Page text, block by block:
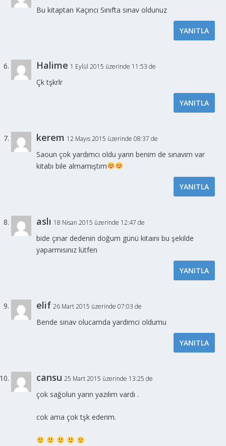
Bu kitaptan Kaçıncı Sınıfta sınav oldunuz
YANITLA
Halime 1 Eylül 2015 üzerinde 11:53 de
Çk tşkrlr
YANITLA
kerem 12 Mayıs 2015 üzerinde 08:37 de
Saoun çok yardımcı oldu yarın benim de sınavım var
kitabı bile almamıştım
YANITLA
aslı 18 Nisan 2015 üzerinde 12:47 de
bide çınar dedenin doğum günü kitaını bu şekilde
yaparmısınız lütfen
YANITLA
elif 26 Mart 2015 üzerinde 07:03 de
Bende sınav olucamda yardimci oldumu
YANITLA
cansu 25 Mart 2015 üzerinde 13:25 de
çok sağolun yarın yazılım vardı .
cok ama çok tşk ederim.